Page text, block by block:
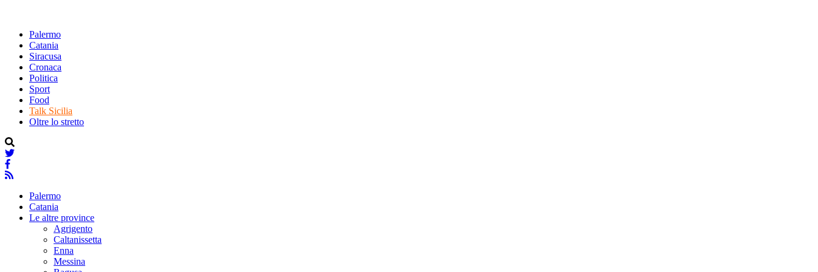
Palermo
Catania
Siracusa
Cronaca
Politica
Sport
Food
Talk Sicilia
Oltre lo stretto
Palermo
Catania
Le altre province
Agrigento
Caltanissetta
Enna
Messina